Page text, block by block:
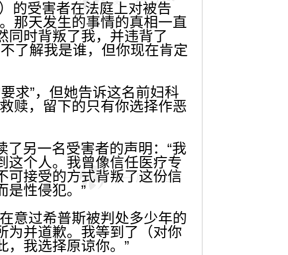
的受害者在法庭上对被告
那天发生的事情的真相一直
时背叛了我，并违背了
了解我是谁，但你现在肯定
求”，但她告诉这名前妇科
赎，留下的只有你选择作恶
了另一名受害者的声明：“我
这个人。我曾像信任医疗专
可接受的方式背叛了这份信
是性侵犯。”
意过希普斯被判处多少年的
为并道歉。我等到了（对你
，我选择原谅你。”